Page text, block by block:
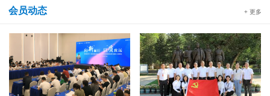
会员动态 + 更多